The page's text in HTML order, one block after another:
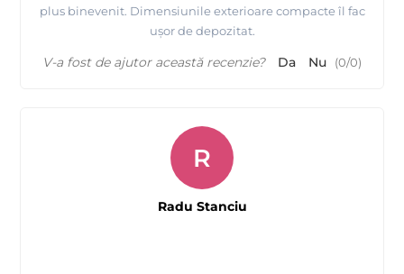
plus binevenit. Dimensiunile exterioare compacte îl fac
ușor de depozitat.
V-a fost de ajutor această recenzie? Da Nu (0/0)
R
Radu Stanciu